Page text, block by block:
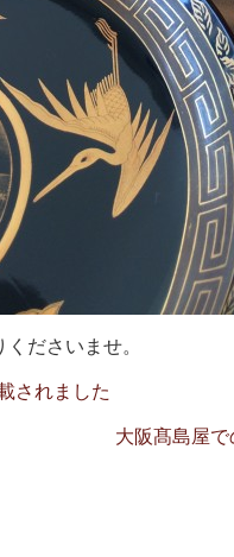
ださいませ。
されました
大阪髙島屋